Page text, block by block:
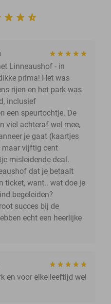
Linneaushof - in
prima! Het was
rijen en het park was
inclusief
een speurtochtje. De
viel achteraf wel mee,
je gaat (kaartjes
maar vijftig cent
misleidende deal.
dat je betaalt
ticket, want.. wat doe je
begeleiden?
succes bij de
echt een heerlijke
en voor elke leeftijd wel